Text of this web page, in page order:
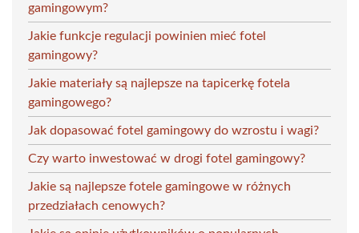
gamingowym?
Jakie funkcje regulacji powinien mieć fotel
gamingowy?
Jakie materiały są najlepsze na tapicerkę fotela
gamingowego?
Jak dopasować fotel gamingowy do wzrostu i wagi?
Czy warto inwestować w drogi fotel gamingowy?
Jakie są najlepsze fotele gamingowe w różnych
przedziałach cenowych?